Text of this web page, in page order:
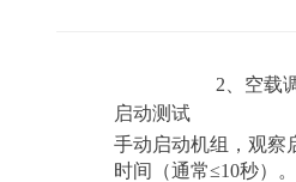
2、空载
启动测试
手动启动机组，观察
时间（通常≤10秒）。